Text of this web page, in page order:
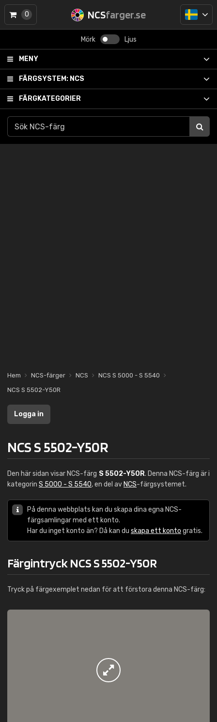
NCSfarger.se
Mörk Ljus
MENY
FÄRGSYSTEM: NCS
FÄRGKATEGORIER
0
Hem NCS-färger NCS
NCS S 5000 - S 5540
NCS S 5502-Y50R
Logga in
NCS S 5502-Y50R
Den här sidan visar NCS-färg S 5502-Y50R. Denna NCS-färg är i
kategorin S 5000 - S 5540, en del av NCS-färgsystemet.
På denna webbplats kan du skapa dina egna NCS-
färgsamlingar med ett konto.
Har du inget konto än? Då kan du skapa ett konto gratis.
Färgintryck NCS S 5502-Y50R
Tryck på färgexemplet nedan för att förstora denna NCS-färg: